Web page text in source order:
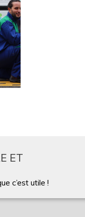
ET
c’est utile !